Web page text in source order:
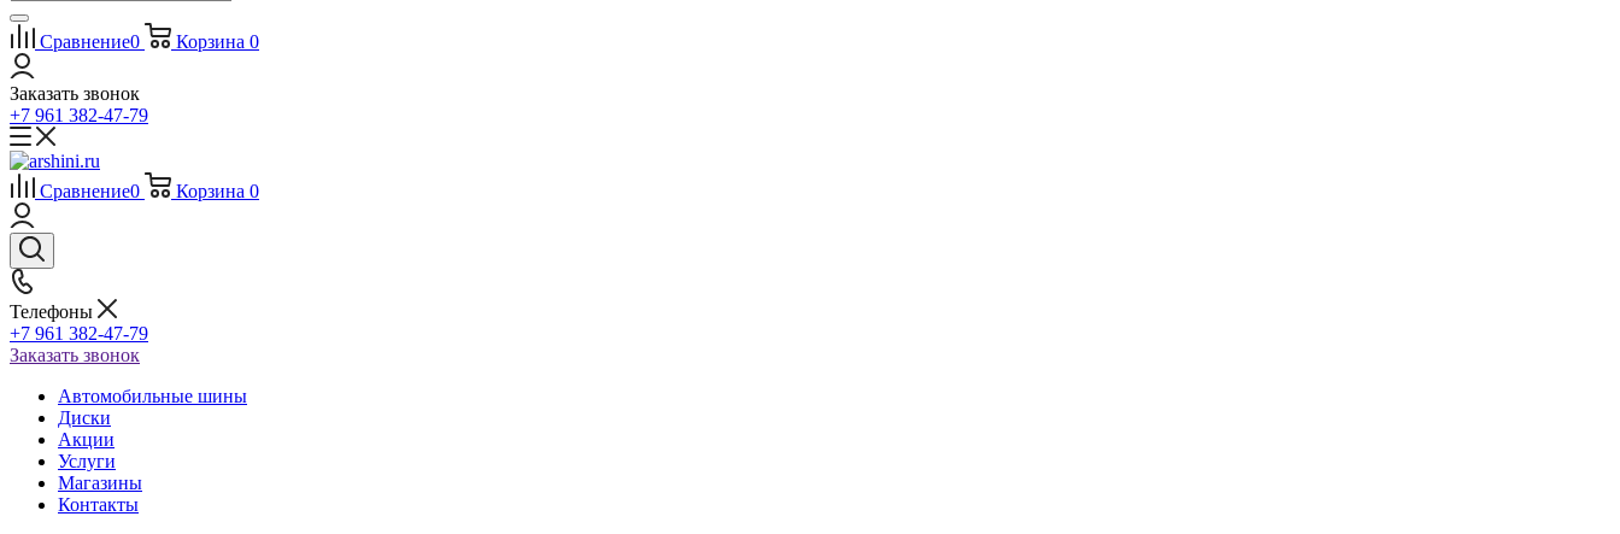
Сравнение0 Корзина 0
Заказать звонок
+7 961 382-47-79
Сравнение0 Корзина 0
Телефоны
+7 961 382-47-79
Заказать звонок
Автомобильные шины
Диски
Акции
Услуги
Магазины
Контакты